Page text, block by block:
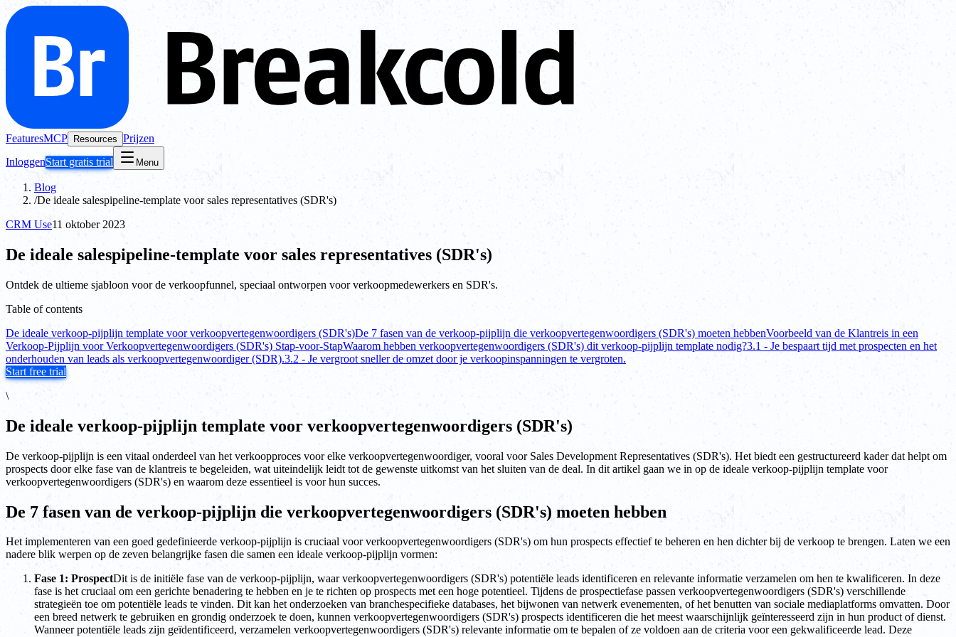
FeaturesMCP Resources Prijzen
InloggenStart gratis trial Menu
Blog
/De ideale salespipeline-template voor sales representatives (SDR's)
CRM Use11 oktober 2023
De ideale salespipeline-template voor sales representatives (SDR's)
Ontdek de ultieme sjabloon voor de verkoopfunnel, speciaal ontworpen voor verkoopmedewerkers en SDR's.
Table of contents
De ideale verkoop-pijplijn template voor verkoopvertegenwoordigers (SDR's)De 7 fasen van de verkoop-pijplijn die verkoopvertegenwoordigers (SDR's) moeten hebbenVoorbeeld van de Klantreis in een
Verkoop-Pijplijn voor Verkoopvertegenwoordigers (SDR's) Stap-voor-StapWaarom hebben verkoopvertegenwoordigers (SDR's) dit verkoop-pijplijn template nodig?3.1 - Je bespaart tijd met prospecten en het
onderhouden van leads als verkoopvertegenwoordiger (SDR).3.2 - Je vergroot sneller de omzet door je verkoopinspanningen te vergroten.
Start free trial
\
De ideale verkoop-pijplijn template voor verkoopvertegenwoordigers (SDR's)
De verkoop-pijplijn is een vitaal onderdeel van het verkoopproces voor elke verkoopvertegenwoordiger, vooral voor Sales Development Representatives (SDR's). Het biedt een gestructureerd kader dat helpt om
prospects door elke fase van de klantreis te begeleiden, wat uiteindelijk leidt tot de gewenste uitkomst van het sluiten van de deal. In dit artikel gaan we in op de ideale verkoop-pijplijn template voor
verkoopvertegenwoordigers (SDR's) en waarom deze essentieel is voor hun succes.
De 7 fasen van de verkoop-pijplijn die verkoopvertegenwoordigers (SDR's) moeten hebben
Het implementeren van een goed gedefinieerde verkoop-pijplijn is cruciaal voor verkoopvertegenwoordigers (SDR's) om hun prospects effectief te beheren en hen dichter bij de verkoop te brengen. Laten we een
nadere blik werpen op de zeven belangrijke fasen die samen een ideale verkoop-pijplijn vormen:
Fase 1: ProspectDit is de initiële fase van de verkoop-pijplijn, waar verkoopvertegenwoordigers (SDR's) potentiële leads identificeren en relevante informatie verzamelen om hen te kwalificeren. In deze
fase is het cruciaal om een gerichte benadering te hebben en je te richten op prospects met een hoge potentieel. Tijdens de prospectiefase passen verkoopvertegenwoordigers (SDR's) verschillende
strategieën toe om potentiële leads te vinden. Dit kan het onderzoeken van branchespecifieke databases, het bijwonen van netwerk evenementen, of het benutten van sociale mediaplatforms omvatten. Door
een breed netwerk te gebruiken en grondig onderzoek te doen, kunnen verkoopvertegenwoordigers (SDR's) prospects identificeren die het meest waarschijnlijk geïnteresseerd zijn in hun product of dienst.
Wanneer potentiële leads zijn geïdentificeerd, verzamelen verkoopvertegenwoordigers (SDR's) relevante informatie om te bepalen of ze voldoen aan de criteria voor een gekwalificeerde lead. Deze